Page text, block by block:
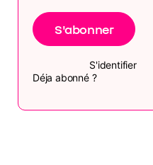
S'abonner
Déja abonné ?
S'identifier